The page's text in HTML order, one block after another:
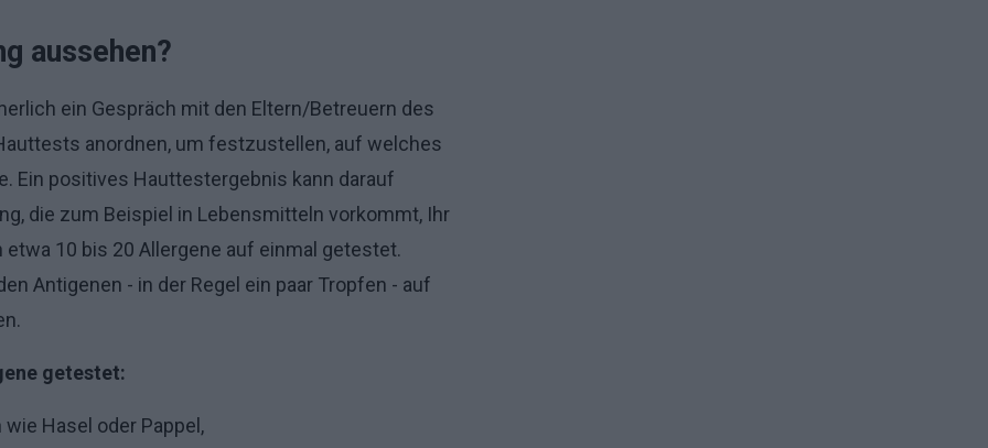
aussehen?
ein Gespräch mit den Eltern/Betreuern des
anordnen, um festzustellen, auf welches
Ein positives Hauttestergebnis kann darauf
die zum Beispiel in Lebensmitteln vorkommt, Ihr
10 bis 20 Allergene auf einmal getestet.
Antigenen - in der Regel ein paar Tropfen - auf
getestet:
Hasel oder Pappel,